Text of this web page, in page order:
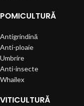
POMICULTURĂ
Antigrindină
Anti-ploaie
Umbrire
Anti-insecte
Whailex
VITICULTURĂ